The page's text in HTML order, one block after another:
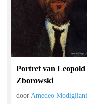
Portret van Leopold
Zborowski
door Amedeo Modigliani